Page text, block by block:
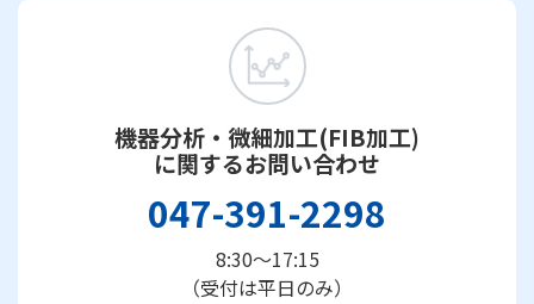
機器分析・微細加工(FIB加工)
に関するお問い合わせ
047-391-2298
8:30～17:15
（受付は平日のみ）